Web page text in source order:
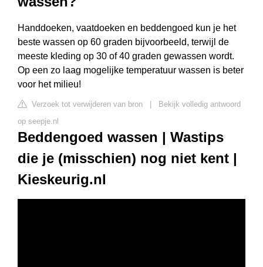
Handdoeken, vaatdoeken en beddengoed kun je het
beste wassen op 60 graden bijvoorbeeld, terwijl de
meeste kleding op 30 of 40 graden gewassen wordt.
Op een zo laag mogelijke temperatuur wassen is beter
voor het milieu!
Verzoek tot verwijderen van bron
Bekijk volledig antwoord
op seepje.nl
Beddengoed wassen | Wastips
die je (misschien) nog niet kent |
Kieskeurig.nl